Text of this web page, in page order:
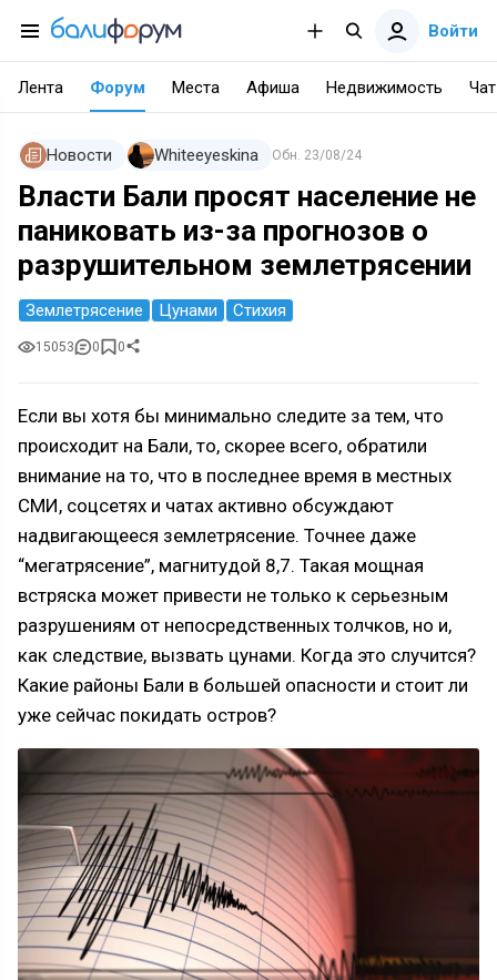
Войти
Лента Форум Места Афиша Недвижимость Чат
Новости Whiteeyeskina Обн. 23/08/24
Власти Бали просят население не
паниковать из-за прогнозов о
разрушительном землетрясении
Землетрясение Цунами Стихия
15053 0 0
Если вы хотя бы минимально следите за тем, что
происходит на Бали, то, скорее всего, обратили
внимание на то, что в последнее время в местных
СМИ, соцсетях и чатах активно обсуждают
надвигающееся землетрясение. Точнее даже
“мегатрясение”, магнитудой 8,7. Такая мощная
встряска может привести не только к серьезным
разрушениям от непосредственных толчков, но и,
как следствие, вызвать цунами. Когда это случится?
Какие районы Бали в большей опасности и стоит ли
уже сейчас покидать остров?